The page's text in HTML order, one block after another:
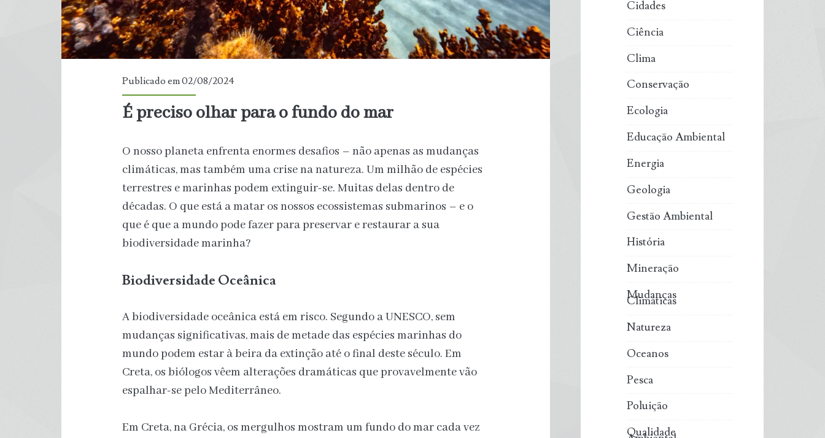
Publicado em 02/08/2024
É preciso olhar para o fundo do mar
O nosso planeta enfrenta enormes desafios – não apenas as mudanças
climáticas, mas também uma crise na natureza. Um milhão de espécies
terrestres e marinhas podem extinguir-se. Muitas delas dentro de
décadas. O que está a matar os nossos ecossistemas submarinos – e o
que é que a mundo pode fazer para preservar e restaurar a sua
biodiversidade marinha?
Biodiversidade Oceânica
A biodiversidade oceânica está em risco. Segundo a UNESCO, sem
mudanças significativas, mais de metade das espécies marinhas do
mundo podem estar à beira da extinção até o final deste século. Em
Creta, os biólogos vêem alterações dramáticas que provavelmente vão
espalhar-se pelo Mediterrâneo.
Em Creta, na Grécia, os mergulhos mostram um fundo do mar cada vez
Cidades
Ciência
Clima
Conservação
Ecologia
Educação Ambiental
Energia
Geologia
Gestão Ambiental
História
Mineração
Mudanças
Climáticas
Natureza
Oceanos
Pesca
Poluição
Qualidade